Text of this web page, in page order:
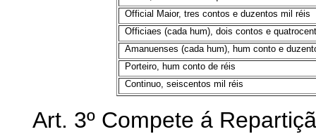
Official Maior, tres contos e duzentos mil réis
Officiaes (cada hum), dois contos e
Amanuenses (cada hum), hum conto e
Porteiro, hum conto de réis
Continuo, seiscentos mil réis
Art. 3º Compete á